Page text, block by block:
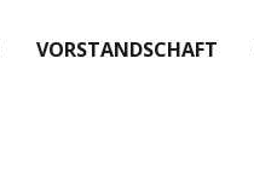
VORSTANDSCHAFT